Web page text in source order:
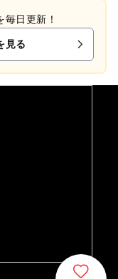
日更新！
見る